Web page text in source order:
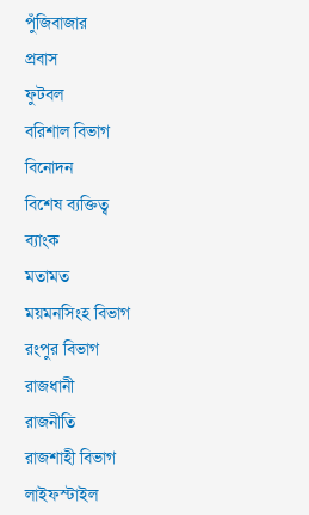
পুঁজিবাজার
প্রবাস
ফুটবল
বরিশাল বিভাগ
বিনোদন
বিশেষ ব্যক্তিত্ব
ব্যাংক
মতামত
ময়মনসিংহ বিভাগ
রংপুর বিভাগ
রাজধানী
রাজনীতি
রাজশাহী বিভাগ
লাইফস্টাইল